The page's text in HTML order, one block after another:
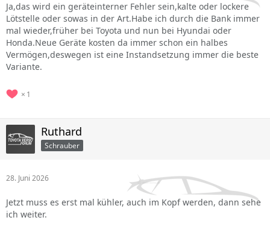
Ja,das wird ein geräteinterner Fehler sein,kalte oder lockere
Lötstelle oder sowas in der Art.Habe ich durch die Bank immer
mal wieder,früher bei Toyota und nun bei Hyundai oder
Honda.Neue Geräte kosten da immer schon ein halbes
Vermögen,deswegen ist eine Instandsetzung immer die beste
Variante.
1
Ruthard
Schrauber
28. Juni 2026
Jetzt muss es erst mal kühler, auch im Kopf werden, dann sehe
ich weiter.